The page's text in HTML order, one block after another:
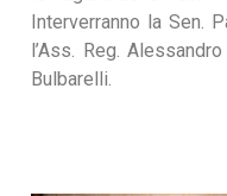
Interverranno la Sen.
l’Ass. Reg.
Bulbarelli.